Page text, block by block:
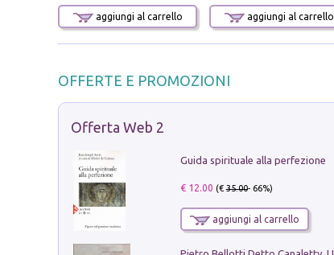
aggiungi al carrello aggiungi al carrello
OFFERTE E PROMOZIONI
Offerta Web 2
Guida spirituale alla perfezione
€ 12.00 (€35.00- 66%)
aggiungi al carrello